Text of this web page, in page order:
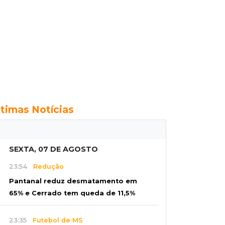
Notícias
SEXTA, 07 DE AGOSTO
23:54 Redução
Pantanal reduz desmatamento em
65% e Cerrado tem queda de 11,5%
23:35 Futebol de MS